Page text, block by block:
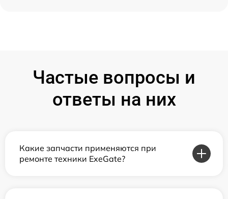
Частые вопросы и
ответы на них
Какие запчасти применяются при
ремонте техники ExeGate?